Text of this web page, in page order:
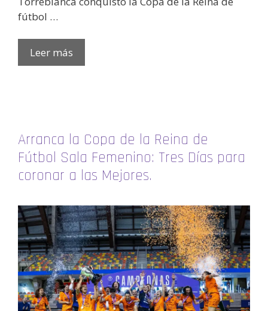
fútbol …
Leer más
Arranca la Copa de la Reina de
Fútbol Sala Femenino: Tres Días para
coronar a las Mejores.